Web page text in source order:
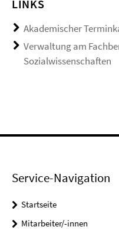
LINKS
Akademischer
Verwaltung am
Sozialwissenschaften
Service-Navigation
Startseite
Mitarbeiter/-innen